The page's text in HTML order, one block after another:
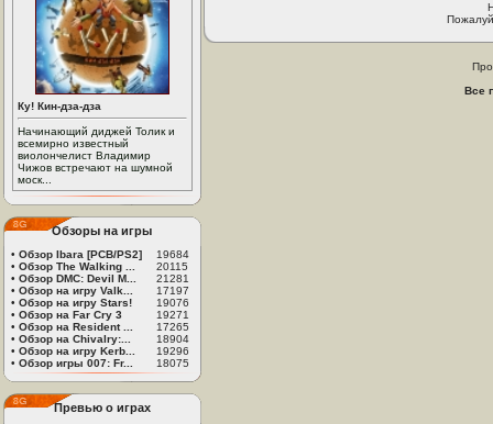
Ку! Кин-дза-дза
Начинающий диджей Толик и
всемирно известный
виолончелист Владимир
Чижов встречают на шумной
моск...
Обзоры на игры
• Обзор Ibara [PCB/PS2]
19684
• Обзор The Walking ...
20115
• Обзор DMC: Devil M...
21281
• Обзор на игру Valk...
17197
• Обзор на игру Stars!
19076
• Обзор на Far Cry 3
19271
• Обзор на Resident ...
17265
• Обзор на Chivalry:...
18904
• Обзор на игру Kerb...
19296
• Обзор игры 007: Fr... 18075
Превью о играх
Все